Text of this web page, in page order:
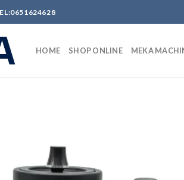
HOME SHOP ONLINE MEKA